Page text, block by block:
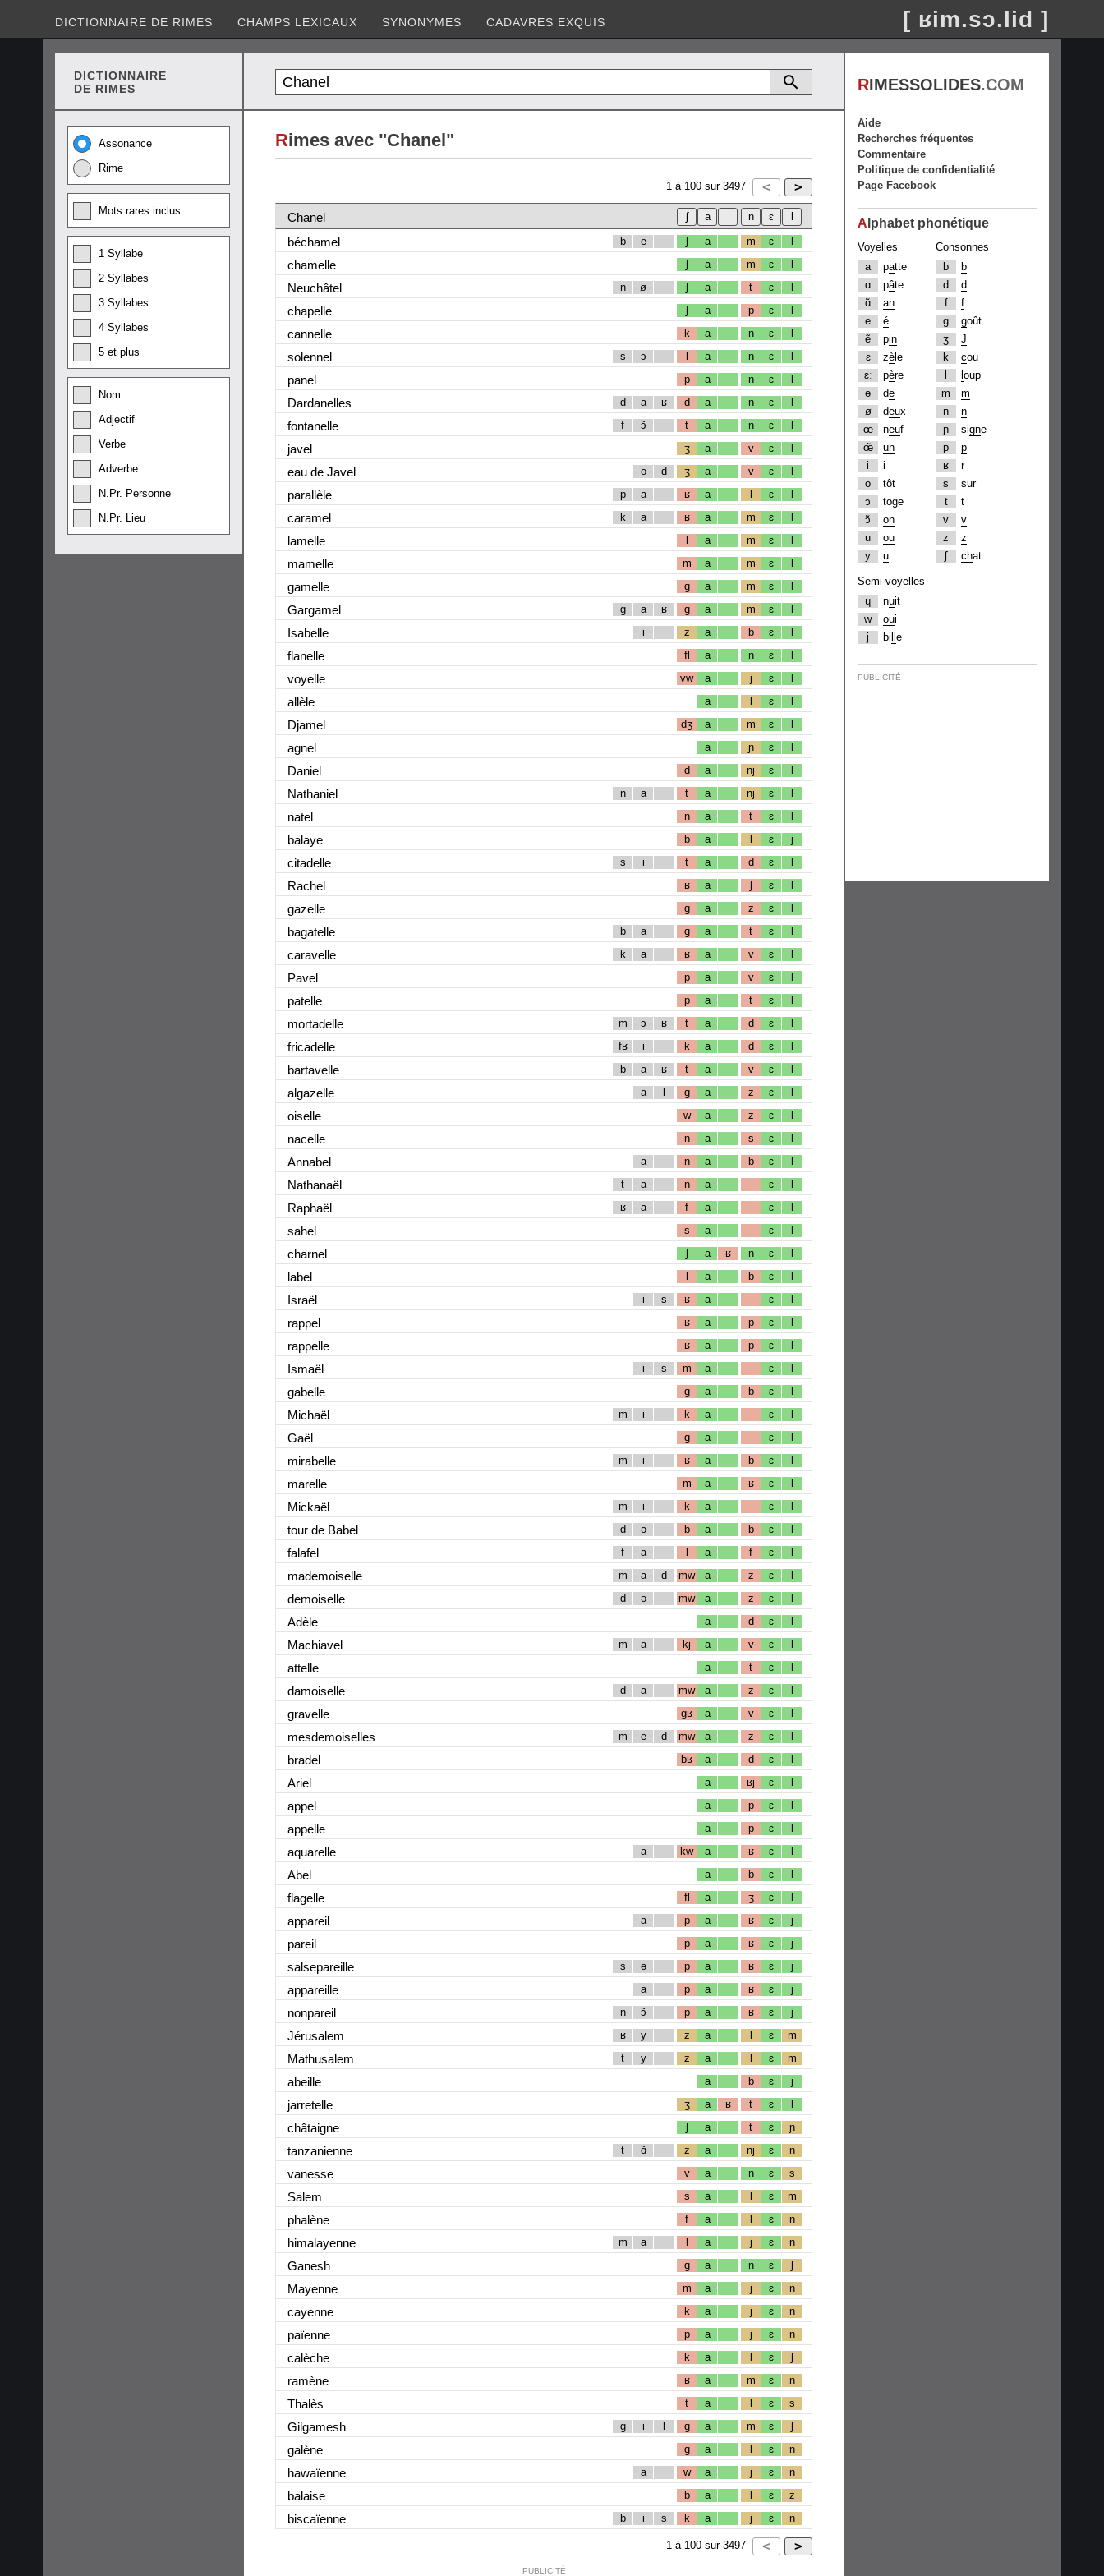
DICTIONNAIRE DE RIMES CHAMPS LEXICAUX SYNONYMES CADAVRES EXQUIS [ ʁim.sɔ.lid ]
DICTIONNAIRE
DE RIMES
Assonance
Rime
Mots rares inclus
1 Syllabe
2 Syllabes
3 Syllabes
4 Syllabes
5 et plus
Nom
Adjectif
Verbe
Adverbe
N.Pr. Personne
N.Pr. Lieu
Rimes avec "Chanel"
1 à 100 sur 3497
Chanel
béchamel
b e ʃ a m ɛ l
chamelle ʃ a m ɛ l
Neuchâtel n ø ʃ a t ɛ l
chapelle ʃ a p ɛ l
cannelle k a n ɛ l
solennel s ɔ l a n ɛ l
panel p a n ɛ l
Dardanelles d a ʁ d a n ɛ l
fontanelle f ɔ̃ t a n ɛ l
javel ʒ a v ɛ l
eau de Javel o d ʒ a v ɛ l
parallèle p a ʁ a l ɛ l
caramel k a ʁ a m ɛ l
lamelle l a m ɛ l
mamelle m a m ɛ l
gamelle g a m ɛ l
Gargamel g a ʁ g a m ɛ l
Isabelle i z a b ɛ l
flanelle fl a n ɛ l
voyelle vw a j ɛ l
allèle a l ɛ l
Djamel dʒ a m ɛ l
agnel a ɲ ɛ l
Daniel d a nj ɛ l
Nathaniel n a t a nj ɛ l
natel n a t ɛ l
balaye b a l ɛ j
citadelle s i t a d ɛ l
Rachel ʁ a ʃ ɛ l
gazelle g a z ɛ l
bagatelle b a g a t ɛ l
caravelle k a ʁ a v ɛ l
Pavel p a v ɛ l
patelle p a t ɛ l
mortadelle m ɔ ʁ t a d ɛ l
fricadelle fʁ i k a d ɛ l
bartavelle b a ʁ t a v ɛ l
algazelle a l g a z ɛ l
oiselle w a z ɛ l
nacelle n a s ɛ l
Annabel a n a b ɛ l
Nathanaël t a n a ɛ l
Raphaël ʁ a f a ɛ l
sahel s a ɛ l
charnel ʃ a ʁ n ɛ l
label l a b ɛ l
Israël i s ʁ a ɛ l
rappel ʁ a p ɛ l
rappelle ʁ a p ɛ l
Ismaël i s m a ɛ l
gabelle g a b ɛ l
Michaël m i k a ɛ l
Gaël g a ɛ l
mirabelle m i ʁ a b ɛ l
marelle m a ʁ ɛ l
Mickaël m i k a ɛ l
tour de Babel d ə b a b ɛ l
falafel f a l a f ɛ l
mademoiselle m a d mw a z ɛ l
demoiselle d ə mw a z ɛ l
Adèle a d ɛ l
Machiavel m a kj a v ɛ l
attelle a t ɛ l
damoiselle d a mw a z ɛ l
gravelle gʁ a v ɛ l
mesdemoiselles m e d mw a z ɛ l
bradel bʁ a d ɛ l
Ariel a ʁj ɛ l
appel a p ɛ l
appelle a p ɛ l
aquarelle a kw a ʁ ɛ l
Abel a b ɛ l
flagelle fl a ʒ ɛ l
appareil a p a ʁ ɛ j
pareil p a ʁ ɛ j
salsepareille s ə p a ʁ ɛ j
appareille a p a ʁ ɛ j
nonpareil n ɔ̃ p a ʁ ɛ j
Jérusalem ʁ y z a l ɛ m
Mathusalem t y z a l ɛ m
abeille a b ɛ j
jarretelle ʒ a ʁ t ɛ l
châtaigne ʃ a t ɛ ɲ
tanzanienne t ɑ̃ z a nj ɛ n
vanesse v a n ɛ s
Salem s a l ɛ m
phalène f a l ɛ n
himalayenne m a l a j ɛ n
Ganesh g a n ɛ ʃ
Mayenne m a j ɛ n
cayenne k a j ɛ n
païenne p a j ɛ n
calèche k a l ɛ ʃ
ramène ʁ a m ɛ n
Thalès t a l ɛ s
Gilgamesh g i l g a m ɛ ʃ
galène g a l ɛ n
hawaïenne a w a j ɛ n
balaise b a l ɛ z
biscaïenne b i s k a j ɛ n
1 à 100 sur 3497
PUBLICITÉ
RIMESSOLIDES.COM
Aide
Recherches fréquentes
Commentaire
Politique de confidentialité
Page Facebook
A lphabet phonétique
Voyelles
a
patte
ɑ
pâte
ɑ̃
an
e
é
ẽ
pin
ɛ
zè le
ɛː
père
ə
de
ø
deux
œ
neuf
œ̃
un
i
i
o
tôt
ɔ
toge
ɔ̃
on
u
ou
y
u
Consonnes
b
b
d
d
f
f
g
goût
ʒ
J
k
cou
oup
m
m
n
n
ɲ
signe
p
p
ʁ
r
s
sur
t
t
v
v
z
z
ʃ
chat
Semi-voyelles
ɥ
nuit
w
oui
j
bi e
PUBLICITÉ